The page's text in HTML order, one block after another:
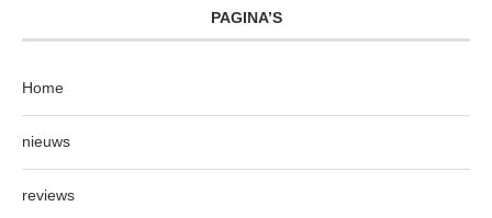
PAGINA’S
Home
nieuws
reviews